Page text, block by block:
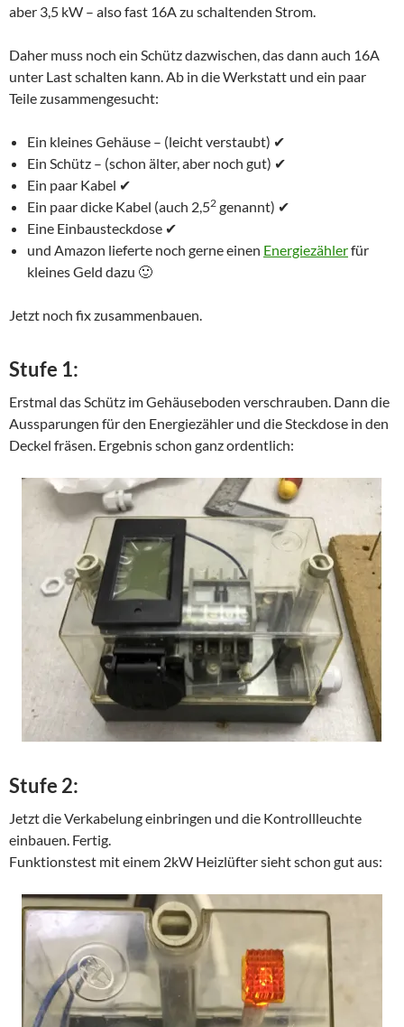
aber 3,5 kW – also fast 16A zu schaltenden Strom.
Daher muss noch ein Schütz dazwischen, das dann auch 16A
unter Last schalten kann. Ab in die Werkstatt und ein paar
Teile zusammengesucht:
Ein kleines Gehäuse – (leicht verstaubt) ✔
Ein Schütz – (schon älter, aber noch gut) ✔
Ein paar Kabel ✔
Ein paar dicke Kabel (auch 2,52 genannt) ✔
Eine Einbausteckdose ✔
und Amazon lieferte noch gerne einen Energiezählerfür
kleines Geld dazu 🙂
Jetzt noch fix zusammenbauen.
Stufe 1:
Erstmal das Schütz im Gehäuseboden verschrauben. Dann die
Aussparungen für den Energiezähler und die Steckdose in den
Deckel fräsen. Ergebnis schon ganz ordentlich:
Stufe 2:
Jetzt die Verkabelung einbringen und die Kontrollleuchte
einbauen. Fertig.
Funktionstest mit einem 2kW Heizlüfter sieht schon gut aus: